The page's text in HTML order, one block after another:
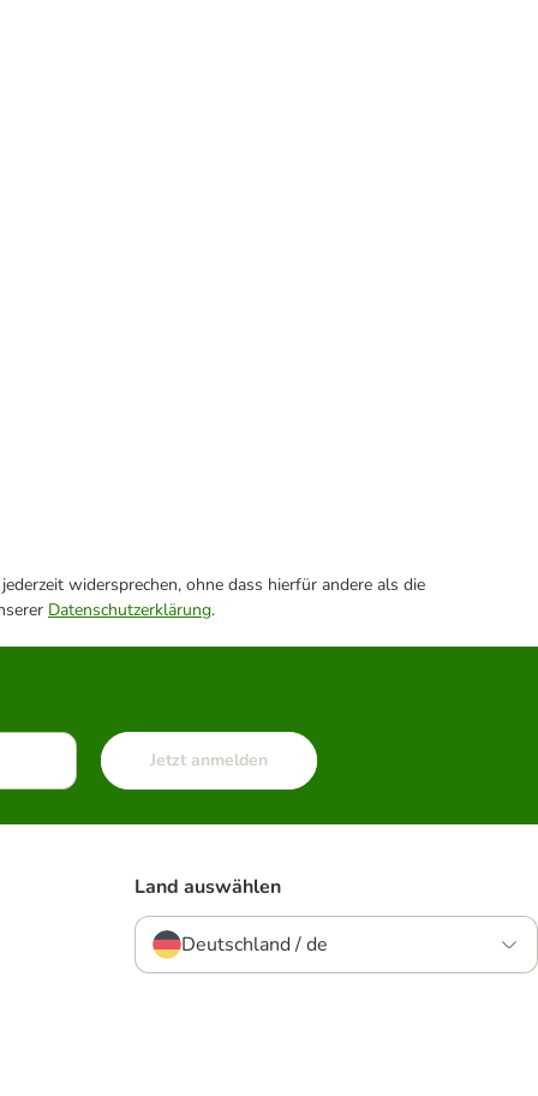
widersprechen, ohne dass hierfür andere als die
Datenschutzerklärung.
Jetzt anmelden
Land auswählen
Deutschland / de